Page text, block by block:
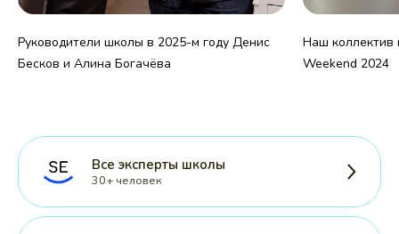
Руководители школы в 2025-м году Денис
Бесков и Алина Богачёва
Наш
Weekend 2024
Все эксперты школы
30+ человек